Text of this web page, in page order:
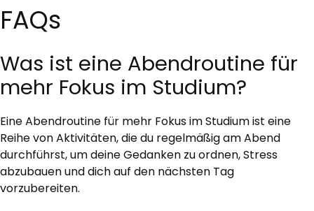
FAQs
Was ist eine Abendroutine für
mehr Fokus im Studium?
Eine Abendroutine für mehr Fokus im Studium ist eine
Reihe von Aktivitäten, die du regelmäßig am Abend
durchführst, um deine Gedanken zu ordnen, Stress
abzubauen und dich auf den nächsten Tag
vorzubereiten.